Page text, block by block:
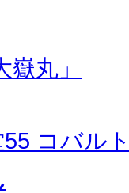
丸」
コバル